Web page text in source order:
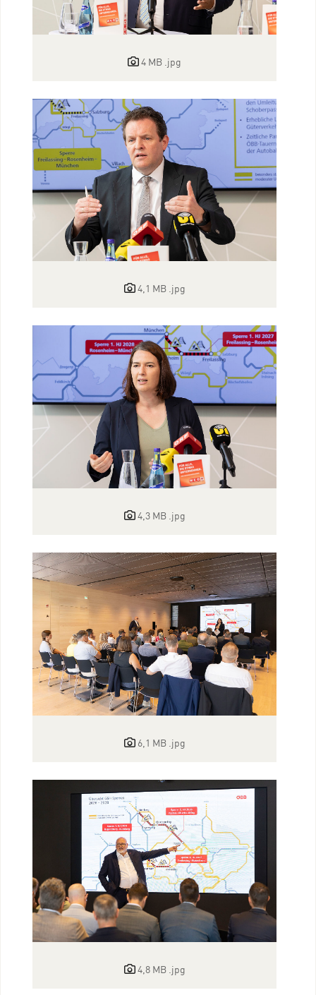
4 MB .jpg
4,1 MB .jpg
4,3 MB .jpg
6,1 MB .jpg
4,8 MB .jpg